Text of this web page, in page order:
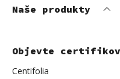
Naše produkty
Objevte
Centifolia